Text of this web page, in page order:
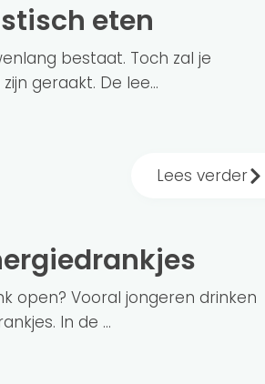
eten
bestaat. Toch zal je
geraakt. De lee...
Lees verder
open? Vooral jongeren drinken
In de ...